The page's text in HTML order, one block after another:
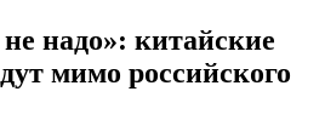
надо»: китайские
мимо российского